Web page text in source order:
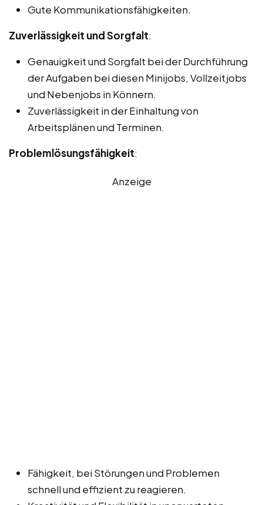
Gute Kommunikationsfähigkeiten.
Zuverlässigkeit und Sorgfalt:
Genauigkeit und Sorgfalt bei der Durchführung
der Aufgaben bei diesen Minijobs, Vollzeitjobs
und Nebenjobs in Könnern.
Zuverlässigkeit in der Einhaltung von
Arbeitsplänen und Terminen.
Problemlösungsfähigkeit:
Anzeige
Fähigkeit, bei Störungen und Problemen
schnell und effizient zu reagieren.